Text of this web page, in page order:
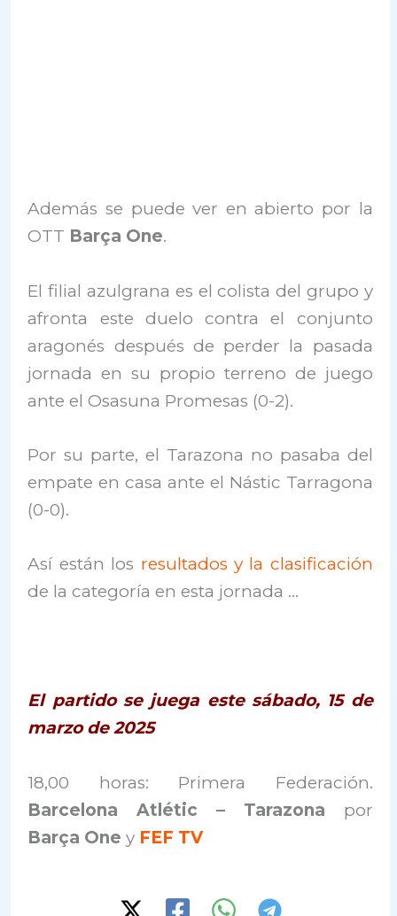
Además se puede ver en abierto por la
OTT Barça One.
El filial azulgrana es el colista del grupo y
afronta este duelo contra el conjunto
aragonés después de perder la pasada
jornada en su propio terreno de juego
ante el Osasuna Promesas (0-2).
Por su parte, el Tarazona no pasaba del
empate en casa ante el Nástic Tarragona
(0-0).
Así están los resultados y la clasificación
de la categoría en esta jornada …
El partido se juega este sábado, 15 de
marzo de 2025
18,00 horas: Primera Federación.
Barcelona Atlétic – Tarazona por
Barça One y FEF TV